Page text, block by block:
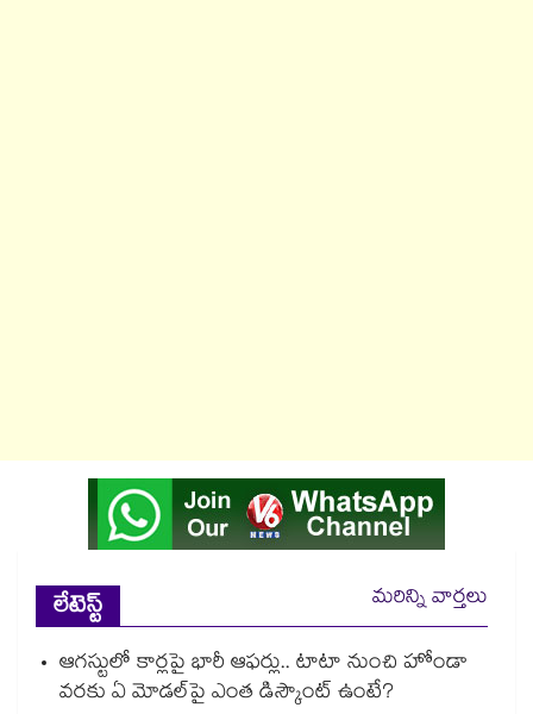
లేటెస్ట్
మరిన్ని వార్తలు
ఆగస్టులో కార్లపై భారీ ఆఫర్లు.. టాటా నుంచి హోండా
వరకు ఏ మోడల్‌పై ఎంత డిస్కౌంట్ ఉంటే?